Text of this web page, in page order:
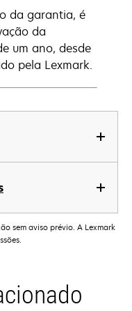
da garantia, é
da
um ano, desde
pela Lexmark.
sem aviso prévio. A Lexmark